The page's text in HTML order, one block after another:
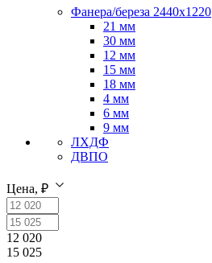
Фанера/береза 2440х1220
21 мм
30 мм
12 мм
15 мм
18 мм
4 мм
6 мм
9 мм
ЛХДФ
ДВПО
Цена, ₽
12 020
15 025